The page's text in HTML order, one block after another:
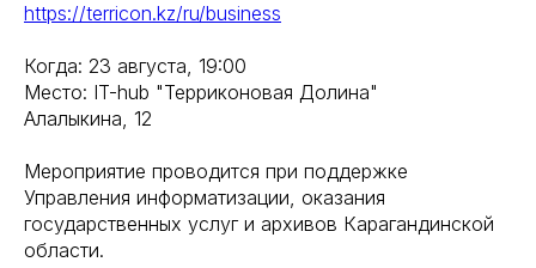
https://terricon.kz/ru/business
Когда: 23 августа, 19:00
Место: IT-hub "Терриконовая Долина"
Алалыкина, 12
Мероприятие проводится при поддержке
Управления информатизации, оказания
государственных услуг и архивов Карагандинской
области.